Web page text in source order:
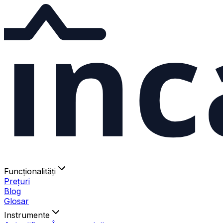
Funcționalități
Prețuri
Blog
Glosar
Instrumente